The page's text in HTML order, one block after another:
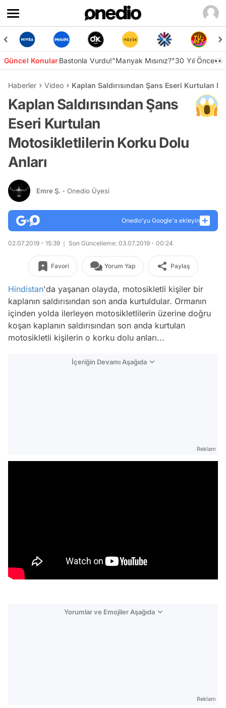
Güncel KonularBastonla Vurdu!"Manyak Mısınız?"30 Yıl Önce👀
Haberler Video Kaplan Saldırısından Şans Eseri Kurtulan
Kaplan Saldırısından Şans
Eseri Kurtulan
Motosikletlilerin Korku Dolu
Anları
Emre Ş. - Onedio Üyesi
Onedio’yu Google'a ekleyin
02.07.2019 - 15:39 Son Güncelleme: 03.07.2019 - 00:24
Favori Yorum Yap Paylaş
Hindistan'da yaşanan olayda, motosikletli kişiler bir
kaplanın saldırısından son anda kurtuldular. Ormanın
içinden yolda ilerleyen motosikletlilerin üzerine doğru
koşan kaplanın saldırısından son anda kurtulan
motosikletli kişilerin o korku dolu anları...
İçeriğin Devamı Aşağıda
Reklam
Yorumlar ve Emojiler Aşağıda
Reklam